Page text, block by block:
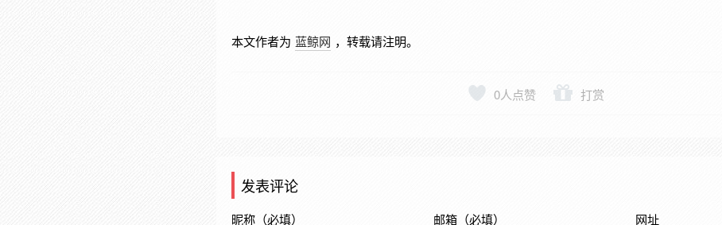
本文作者为 蓝鲸网 ，转载请注明。
0人点赞 打赏
发表评论
昵称（必填） 邮箱（必填） 网址